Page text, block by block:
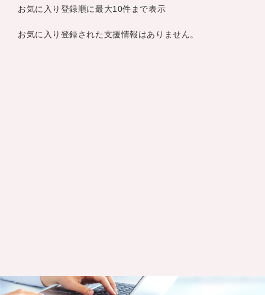
お気に入り登録順に最大10件まで表示
お気に入り登録された支援情報はありません。